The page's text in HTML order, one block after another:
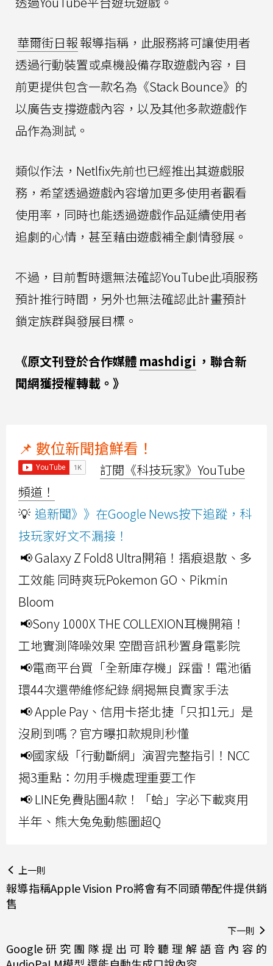
華爾街日報報導指稱，此服務將可讓使用者
透過行動裝置或桌機設備存取遊戲內容，目
前更提供包含一款名為《Stack Bounce》的
以廣告支撐遊戲內容，以及其他多款遊戲作
品作為測試。
類似作法，Netlfix先前也已經推出其遊戲服
務，希望透過遊戲內容增加更多使用者觀看
使用率，同時也能透過遊戲作品延續使用者
追劇的心情，甚至藉由遊戲補全劇情發展。
不過，目前暫時還無法確認YouTube此項服務
預計推行時間，另外也無法確認此計畫預計
鎖定族群與發展目標。
《原文刊登於合作媒體 mashdigi ，聯合新
聞網獲授權轉載。》
📌 數位新聞搶鮮看！
訂閱《科技玩家》YouTube
頻道！
💡 追新聞》》在Google News按下追蹤，科
技玩家好文不漏接！
📢 Galaxy Z Fold8 Ultra開箱！摺痕退散、多
工效能 同時爽玩Pokemon GO、Pikmin
Bloom
📢Sony 1000X THE COLLEXION耳機開箱！
工地實測降噪效果 空間音訊秒置身電影院
📢電商平台買「全新庫存機」踩雷！電池循
環44次還帶維修紀錄 網揭無良賣家手法
📢 Apple Pay、信用卡搭北捷「只扣1元」是
沒刷到嗎？官方曝扣款規則秒懂
📢國家級「行動斷網」演習完整指引！NCC
揭3重點：勿用手機處理重要工作
📢 LINE免費貼圖4款！「蛤」字必下載爽用
半年、熊大兔兔動態圖超Q
上一則
報導指稱Apple Vision Pro將會有不同頭帶配件提供銷
售
下一則
Google研究團隊提出可聆聽理解語音內容的